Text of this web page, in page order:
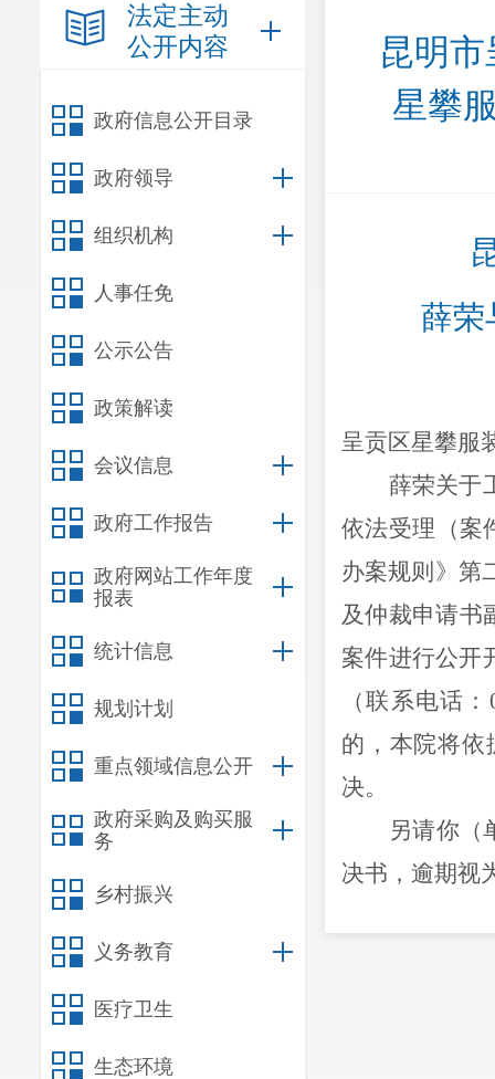
法定主动
公开内容
政府信息公开目录
政府领导
组织机构
人事任免
公示公告
政策解读
会议信息
政府工作报告
政府网站工作年度
报表
统计信息
规划计划
重点领域信息公开
政府采购及购买服
务
乡村振兴
义务教育
医疗卫生
生态环境
昆明
星攀
薛荣
呈贡区星攀服
薛荣关于
依法受理（案
办案规则》第
及仲裁申请书
案件进行公开
（联系电话
的，本院将依
决。
另请你（
决书，逾期视